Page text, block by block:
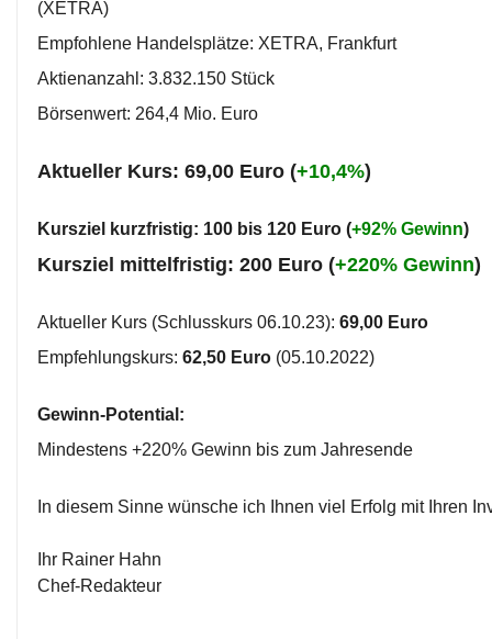
(XETRA)
Empfohlene Handelsplätze: XETRA, Frankfurt
Aktienanzahl: 3.832.150 Stück
Börsenwert: 264,4 Mio. Euro
Aktueller Kurs: 69,00 Euro (+10,4%)
Kursziel kurzfristig: 100 bis 120 Euro (+92% Gewinn)
Kursziel mittelfristig: 200 Euro (+220% Gewinn)
Aktueller Kurs (Schlusskurs 06.10.23): 69,00 Euro
Empfehlungskurs: 62,50 Euro (05.10.2022)
Gewinn-Potential:
Mindestens +220% Gewinn bis zum Jahresende
In diesem Sinne wünsche ich Ihnen viel Erfolg mit Ihren
Ihr Rainer Hahn
Chef-Redakteur